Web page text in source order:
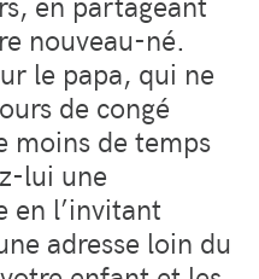
nouveau-né.
le papa, qui ne
de congé
moins de temps
lui une
en l’invitant
adresse loin du